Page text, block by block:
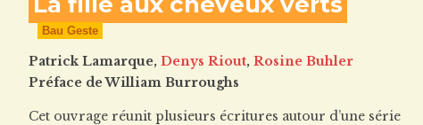
Bau Geste
Patrick Lamarque, Denys Riout, Rosine Buhler
Préface de William Burroughs
Cet ouvrage réunit plusieurs écritures autour d’une série